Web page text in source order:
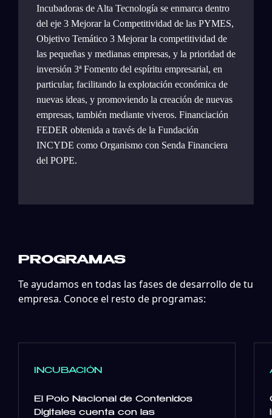
Incubadoras de Alta Tecnología se enmarca dentro
del eje 3 Mejorar la Competitividad de las PYMES,
Objetivo Temático 3 Mejorar la competitividad de
las pequeñas y medianas empresas, y la prioridad de
inversión 3ª Fomento del espíritu empresarial, en
particular, facilitando la explotación económica de
nuevas ideas, y promoviendo la creación de nuevas
empresas, también mediante viveros. Financiación
FEDER obtenida a través de la Fundación
INCYDE como Organismo con Senda Financiera
del POPE.
PROGRAMAS
Te ayudamos en todas las fases de desarrollo de tu
empresa. Conoce el resto de programas:
INCUBACIÓN
El Polo Nacional de Contenidos
Digitales cuenta con las